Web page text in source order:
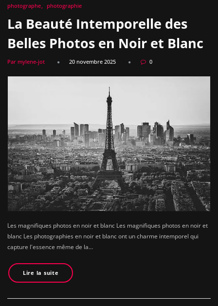
photographe
photographie
La Beauté Intemporelle des
Belles Photos en Noir et Blanc
Par mylene-jot 20 novembre 2025 0
Les magnifiques photos en noir et blanc Les magnifiques photos en noir et
blanc Les photographies en noir et blanc ont un charme intemporel qui
capture l'essence même de la…
Lire la suite